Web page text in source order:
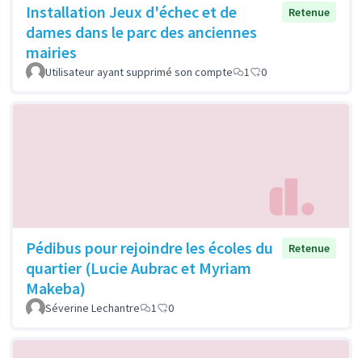
Installation Jeux d'échec et de
dames dans le parc des anciennes
mairies
Retenue
Utilisateur ayant supprimé son compte 1 0
Pédibus pour rejoindre les écoles du
quartier (Lucie Aubrac et Myriam
Makeba)
Retenue
Séverine Lechantre 1 0